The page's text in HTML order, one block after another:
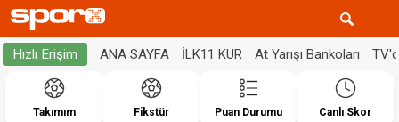
Hızlı Erişim ANA SAYFA İLK11 KUR At Yarışı Bankoları
Takımım Fikstür Puan Durumu Canlı Skor